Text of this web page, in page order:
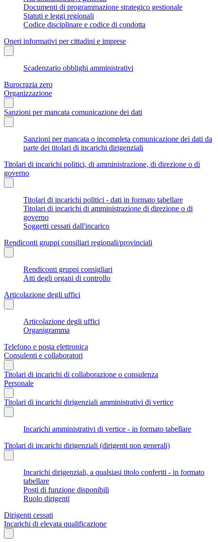
Documenti di programmazione strategico gestionale
Statuti e leggi regionali
Codice disciplinare e codice di condotta
Oneri informativi per cittadini e imprese
Scadenzario obblighi amministrativi
Burocrazia zero
Organizzazione
Sanzioni per mancata comunicazione dei dati
Sanzioni per mancata o incompleta comunicazione dei dati da
parte dei titolari di incarichi dirigenziali
Titolari di incarichi politici, di amministrazione, di direzione o di
governo
Titolari di incarichi politici - dati in formato tabellare
Titolari di incarichi di amministrazione di direzione o di
governo
Soggetti cessati dall'incarico
Rendiconti gruppi consiliari regionali/provinciali
Rendiconti gruppi consigliari
Atti degli organi di controllo
Articolazione degli uffici
Articolazione degli uffici
Organigramma
Telefono e posta elettronica
Consulenti e collaboratori
Titolari di incarichi di collaborazione o consulenza
Personale
Titolari di incarichi dirigenziali amministrativi di vertice
Incarichi amministrativi di vertice - in formato tabellare
Titolari di incarichi dirigenziali (dirigenti non generali)
Incarichi dirigenziali, a qualsiasi titolo conferiti - in formato
tabellare
Posti di funzione disponibili
Ruolo dirigenti
Dirigenti cessati
Incarichi di elevata qualificazione